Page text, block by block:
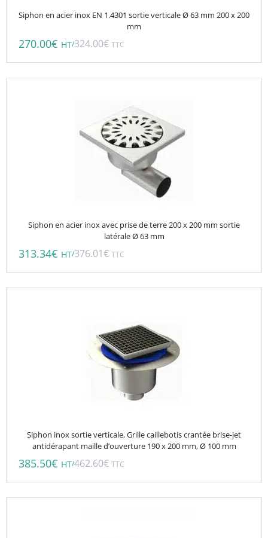
Siphon en acier inox EN 1.4301 sortie verticale Ø 63 mm 200 x 200
mm
270.00€ HT/324.00€ TTC
Siphon en acier inox avec prise de terre 200 x 200 mm sortie
latérale Ø 63 mm
313.34€ HT/376.01€ TTC
Siphon inox sortie verticale, Grille caillebotis crantée brise-jet
antidérapant maille d’ouverture 190 x 200 mm, Ø 100 mm
385.50€ HT/462.60€ TTC